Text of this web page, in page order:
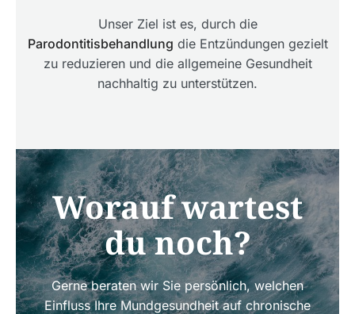
Unser Ziel ist es, durch die
Parodontitisbehandlung die Entzündungen gezielt
zu reduzieren und die allgemeine Gesundheit
nachhaltig zu unterstützen.
Worauf wartest
du noch?
Gerne beraten wir Sie persönlich, welchen
Einfluss Ihre Mundgesundheit auf chronische